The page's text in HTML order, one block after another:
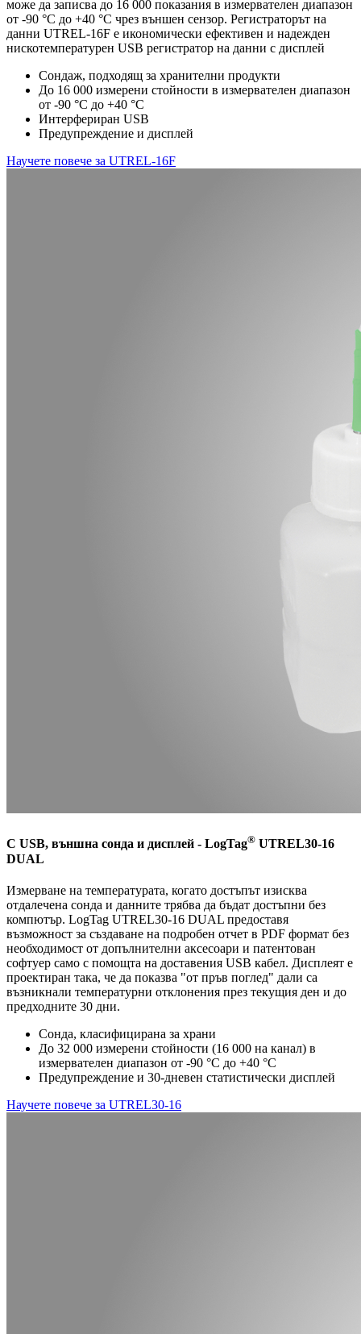
може да записва до 16 000 показания в измервателен диапазон
от -90 °C до +40 °C чрез външен сензор. Регистраторът на
данни UTREL-16F е икономически ефективен и надежден
нискотемпературен USB регистратор на данни с дисплей
Сондаж, подходящ за хранителни продукти
До 16 000 измерени стойности в измервателен диапазон
от -90 °C до +40 °C
Интерфериран USB
Предупреждение и дисплей
Научете повече за UTREL-16F
С USB, външна сонда и дисплей - LogTag® UTREL30-16
DUAL
Измерване на температурата, когато достъпът изисква
отдалечена сонда и данните трябва да бъдат достъпни без
компютър. LogTag UTREL30-16 DUAL предоставя
възможност за създаване на подробен отчет в PDF формат без
необходимост от допълнителни аксесоари и патентован
софтуер само с помощта на доставения USB кабел. Дисплеят е
проектиран така, че да показва "от пръв поглед" дали са
възникнали температурни отклонения през текущия ден и до
предходните 30 дни.
Сонда, класифицирана за храни
До 32 000 измерени стойности (16 000 на канал) в
измервателен диапазон от -90 °C до +40 °C
Предупреждение и 30-дневен статистически дисплей
Научете повече за UTREL30-16